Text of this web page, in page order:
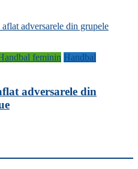
feminin Handbal
adversarele din